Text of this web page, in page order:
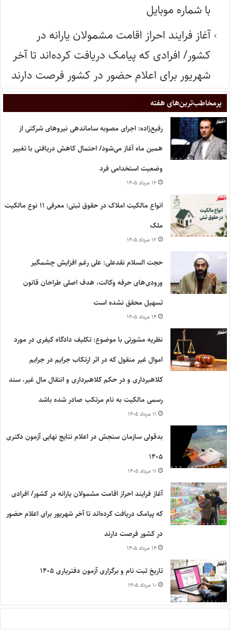
با شماره موبایل
آغاز فرایند احراز اقامت مشمولان یارانه در
کشور/ افرادی که پیامک دریافت کرده‌اند تا آخر
شهریور برای اعلام حضور در کشور فرصت دارند
پر‌مخاطب‌ترین‌های هفته
رفیع‌زاده: اجرای مصوبه ساماندهی نیروهای شرکتی از
همین ماه آغاز می‌شود/ احتمال کاهش دریافتی با تغییر
وضعیت استخدامی فرد
۱۲ مرداد ۱۴۰۵
انواع مالکیت املاک در حقوق ثبتی؛ معرفی ۱۱ نوع مالکیت
ملک
۱۲ مرداد ۱۴۰۵
حجت السلام نقدعلی: علی رغم افزایش چشمگیر
ورودی‌های حرفه وکالت، هدف اصلی طراحان قانون
تسهیل محقق نشده است
۱۴ مرداد ۱۴۰۵
نظریه مشورتی با موضوع: تکلیف دادگاه کیفری در مورد
اموال غیر منقول که در اثر ارتکاب جرایم در جرایم
کلاهبرداری و در حکم کلاهبرداری و انتقال مال غیر، سند
رسمی مالکیت به نام مرتکب صادر شده باشد
۱۱ مرداد ۱۴۰۵
بدقولی سازمان سنجش در اعلام نتایج نهایی آزمون دکتری
۱۴۰۵
۱۱ مرداد ۱۴۰۵
آغاز فرایند احراز اقامت مشمولان یارانه در کشور/ افرادی
که پیامک دریافت کرده‌اند تا آخر شهریور برای اعلام حضور
در کشور فرصت دارند
۱۴ مرداد ۱۴۰۵
تاریخ ثبت نام و برگزاری آزمون دفتریاری ۱۴۰۵
۱۰ مرداد ۱۴۰۵